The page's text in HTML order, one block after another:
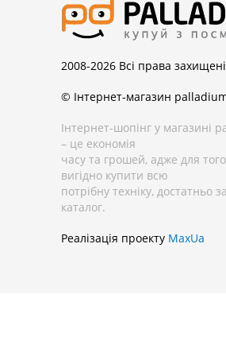
2008-2026 Всі права захищені
© Інтернет-магазин
Інтернет-шопінг у магазині
– це економія
часу та грошей, адже для
вигідно купити всю
потрібну техніку, достатньо
каталог.
Реалізація проекту MaxUa